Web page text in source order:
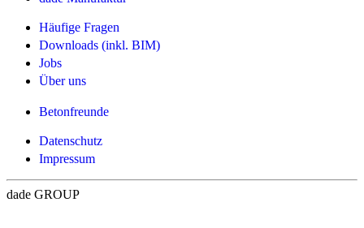
Häufige Fragen
Downloads (inkl. BIM)
Jobs
Über uns
Betonfreunde
Datenschutz
Impressum
dade GROUP